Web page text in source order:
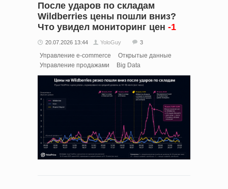
После ударов по складам
Wildberries цены пошли вниз?
Что увидел мониторинг цен -1
20.07.2026 13:44 YoloGuy 3
Управление e-commerce
Открытые данные
Управление продажами
Big Data